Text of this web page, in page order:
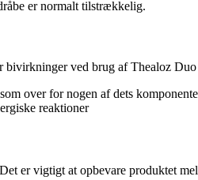
er normalt tilstrækkelig.
ved brug af Thealoz Duo
over for nogen af dets
reaktioner
er vigtigt at opbevare produktet